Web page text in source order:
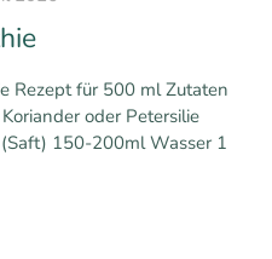
Rezept für 500 ml Zutaten
oder Petersilie
150-200ml Wasser 1